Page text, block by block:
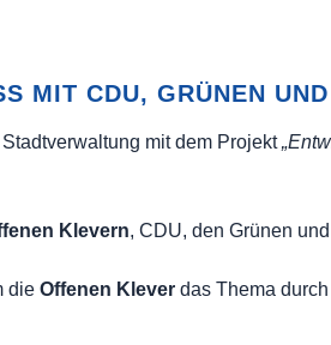
MIT CDU, GRÜNEN
mit dem Projekt
Klevern, CDU, den Grünen
die Offenen Klever das Thema